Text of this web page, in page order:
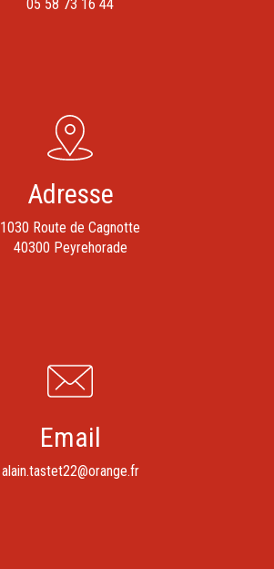
05 58 73 16 44
Adresse
1030 Route de Cagnotte
40300 Peyrehorade
Email
alain.tastet22@orange.fr